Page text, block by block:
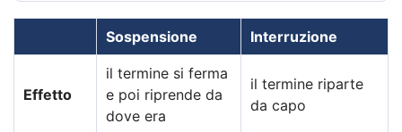
Sospensione Interruzione
Effetto
il termine si ferma
e poi riprende da
dove era
il termine riparte
da capo